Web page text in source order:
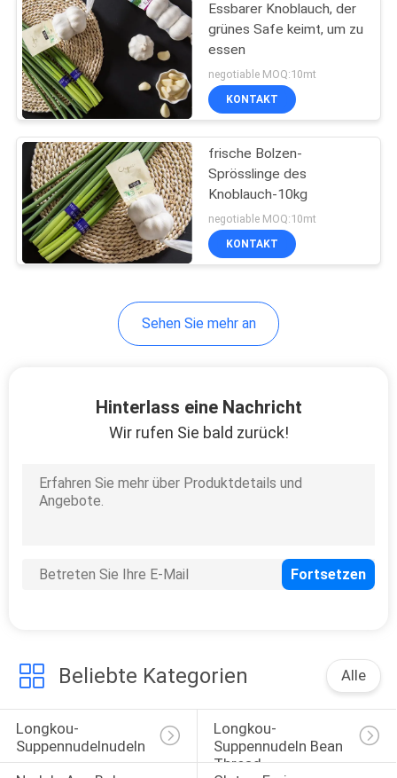
Reine Erdnussbutter
24
Pea Protein Powder
In Büchsen
konservierter
Champignon-Pilz
konservierter
Zuckermais
15
Essbarer Knoblauch, der
grünes Safe keimt, um zu
essen
negotiable MOQ:10mt
KONTAKT
frische Bolzen-
Sprösslinge des
Knoblauch-10kg
negotiable MOQ:10mt
KONTAKT
Sehen Sie mehr an
Hinterlass eine Nachricht
Wir rufen Sie bald zurück!
Beliebte Kategorien Alle
Longkou-
Suppennudelnudeln
Longkou-
Suppennudeln Bean
Thread